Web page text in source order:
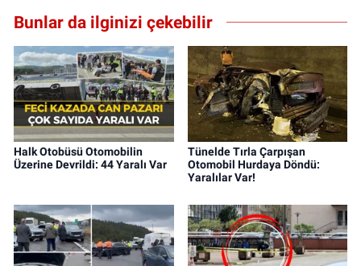
Bunlar da ilginizi çekebilir
Halk Otobüsü Otomobilin
Üzerine Devrildi: 44 Yaralı Var
Tünelde Tırla Çarpışan
Otomobil Hurdaya Döndü:
Yaralılar Var!